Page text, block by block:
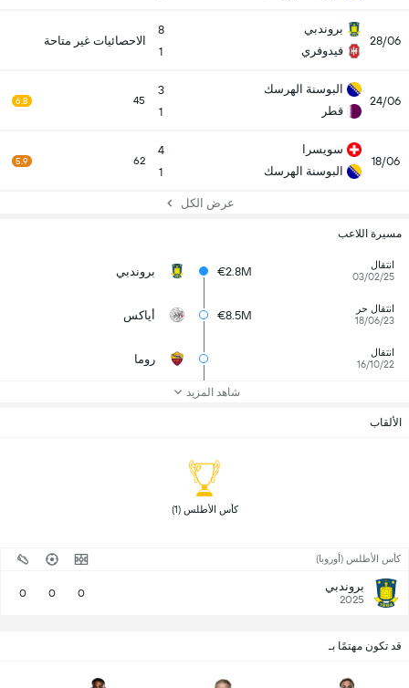
28/06
بروندبي
فيدوفري
8
1
الاحصائيات غير متاحة
24/06
البوسنة الهرسك
قطر
3
1
45
6.8
18/06
سويسرا
البوسنة الهرسك
4
1
62
5.9
عرض الكل
مسيرة اللاعب
انتقال
03/02/25
€2.8M بروندبي
انتقال حر
18/06/23
€8.5M أياكس
انتقال
16/10/22
روما
شاهد المزيد
الألقاب
كأس الأطلس (1)
كأس الأطلس (أوروبا)
بروندبي
2025
0
0
0
قد تكون مهتمًا بـ